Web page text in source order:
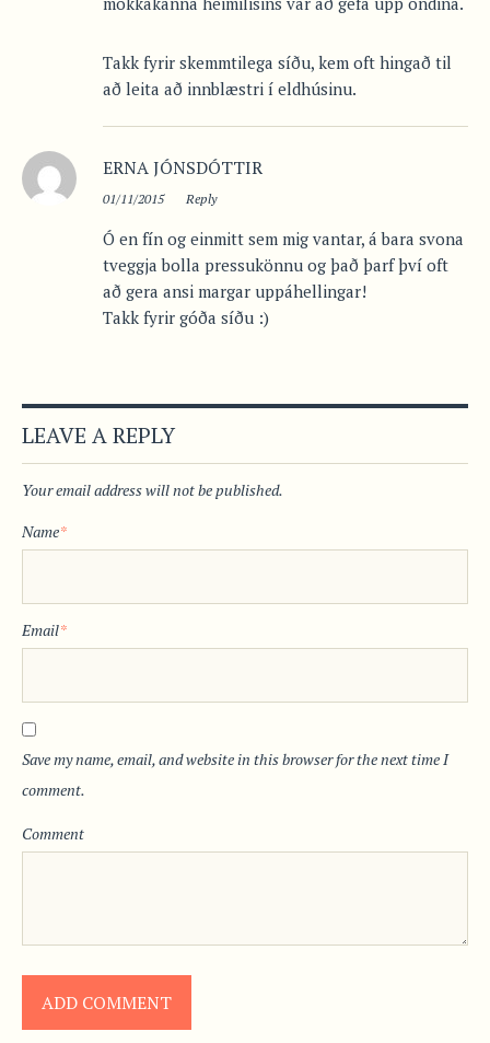
Takk fyrir skemmtilega síðu, kem oft hingað til
að leita að innblæstri í eldhúsinu.
ERNA JÓNSDÓTTIR
01/11/2015 Reply
Ó en fín og einmitt sem mig vantar, á bara svona
tveggja bolla pressukönnu og það þarf því oft
að gera ansi margar uppáhellingar!
Takk fyrir góða síðu :)
LEAVE A REPLY
Your email address will not be published.
Name*
Email*
Save my name, email, and website in this browser for the next time I
comment.
Comment